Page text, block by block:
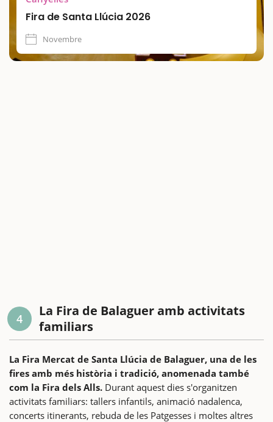
Fira de Santa Llúcia 2026
Novembre
4
La Fira de Balaguer amb activitats
familiars
La Fira Mercat de Santa Llúcia de Balaguer, una de les
fires amb més història i tradició, anomenada també
com la Fira dels Alls. Durant aquest dies s'organitzen
activitats familiars: tallers infantils, animació nadalenca,
concerts itinerants, rebuda de les Patgesses i moltes altres